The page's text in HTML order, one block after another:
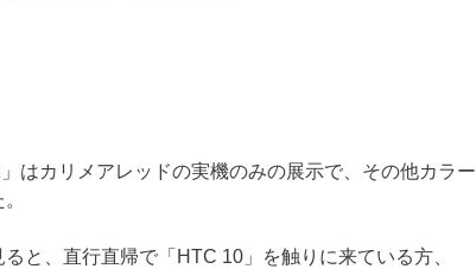
はカリメアレッドの実機のみの展示で、その他カラー
と、直行直帰で「HTC 10」を触りに来ている方、